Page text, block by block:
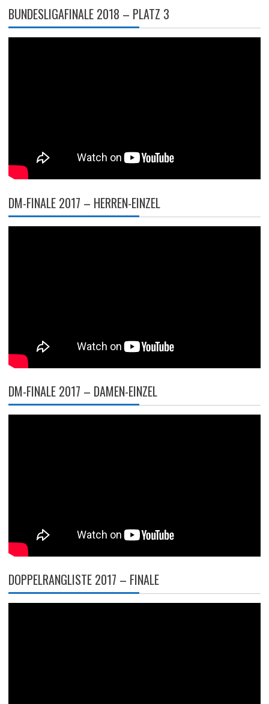
BUNDESLIGAFINALE 2018 – PLATZ 3
DM-FINALE 2017 – HERREN-EINZEL
DM-FINALE 2017 – DAMEN-EINZEL
DOPPELRANGLISTE 2017 – FINALE